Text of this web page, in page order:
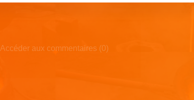
Accéder aux commentaires (0)